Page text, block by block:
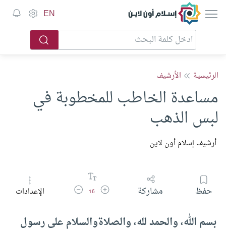
إسلام أون لاين EN
الرئيسية الأرشيف
مساعدة الخاطب للمخطوبة في
لبس الذهب
أرشيف إسلام أون لاين
حفظ مشاركة زيادة حجم الخط
16 تقليل حجم الخطالإعدادات
بسم الله، والحمد لله، والصلاةوالسلام على رسول